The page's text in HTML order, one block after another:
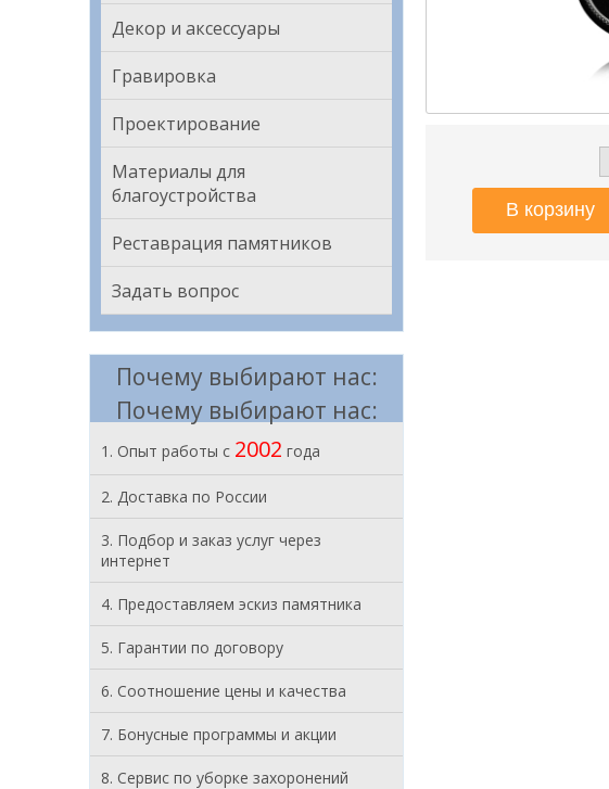
Декор и аксессуары
Гравировка
Проектирование
Материалы для
благоустройства
Реставрация памятников
Задать вопрос
Почему выбирают нас:
Почему выбирают нас:
1. Опыт работы с 2002 года
2. Доставка по России
3. Подбор и заказ услуг через
интернет
4. Предоставляем эскиз памятника
5. Гарантии по договору
6. Соотношение цены и качества
7. Бонусные программы и акции
8. Cервис по уборке захоронений